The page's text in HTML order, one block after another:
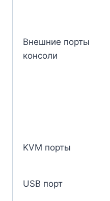
Внешние порты
консоли
KVM порты
USB порт